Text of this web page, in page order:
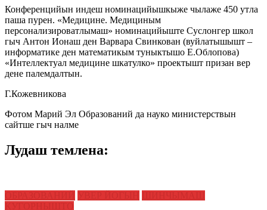
Конференцийын индеш номинацийышкыже чылаже 450 утла
паша пурен. «Медицине. Медициным
персонализироватлымаш» номинацийыште Суслонгер школ
гыч Антон Ионаш ден Варвара Свинкован (вуйлатышышт –
информатике ден математикым туныктышо Е.Облопова)
«Интеллектуал медицине шкатулко» проектышт призан вер
дене палемдалтын.
Г.Кожевникова
Фотом Марий Эл Образований да науко министерствын
сайтше гыч налме
Лудаш темлена: